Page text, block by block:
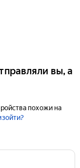
вы, а
похожи на